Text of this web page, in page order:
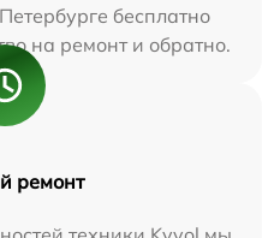
бесплатно
на ремонт и обратно.
ремонт